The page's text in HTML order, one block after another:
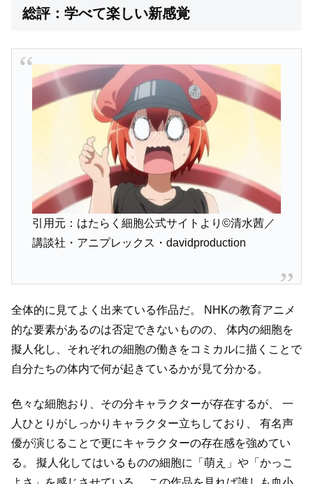
総評：学べて楽しい新感覚
引用元：はたらく細胞公式サイトより©清水茜／
講談社・アニプレックス・davidproduction
全体的に見てよく出来ている作品だ。
NHKの教育アニメ
的な要素があるのは否定できないものの、
体内の細胞を
擬人化し、それぞれの細胞の働きをコミカルに描くことで
自分たちの体内で何が起きているかが見て分かる。
色々な細胞おり、その分キャラクターが存在するが、
一
人ひとりがしっかりキャラクター立ちしており、
有名声
優が演じることで更にキャラクターの存在感を強めてい
る。
擬人化してはいるものの細胞に「萌え」や「かっこ